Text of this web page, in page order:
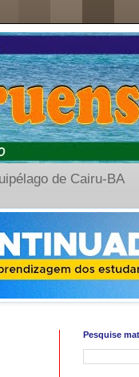
de Cairu-BA
Pesquise